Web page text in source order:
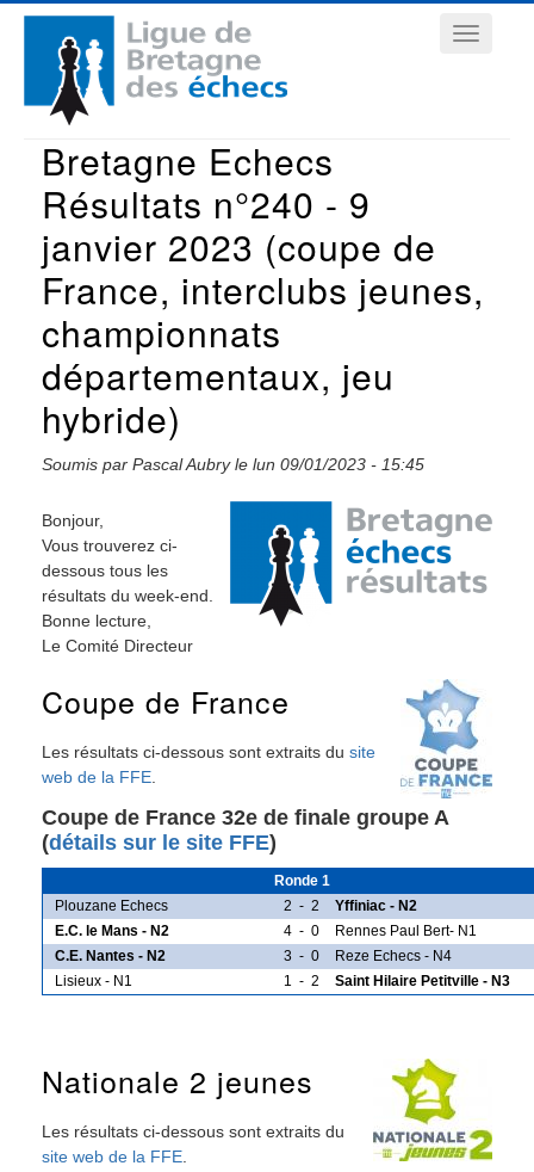
Aller
contenu
principal
Navigation
principale
Bretagne Echecs
Résultats n°240 - 9
janvier 2023 (coupe de
France, interclubs jeunes,
championnats
départementaux, jeu
hybride)
Soumis par Pascal Aubryle lun 09/01/2023 - 15:45
Bonjour,
Vous trouverez ci-
dessous tous les
résultats du week-end.
Bonne lecture,
Le Comité Directeur
Coupe de France
Les résultats ci-dessous sont extraits du site
web de la FFE
Coupe de France 32e de finale groupe A
(détails sur le site FFE)
Ronde 1
Plouzane Echecs
2 - 2
Yffiniac - N2
E.C. le Mans - N2
4 - 0
Rennes Paul Bert- N1
C.E. Nantes - N2
3 - 0
Reze Echecs - N4
Lisieux - N1
1 - 2 Saint Hilaire Petitville - N3
Nationale 2 jeunes
Les résultats ci-dessous sont extraits du
site web de la FFE